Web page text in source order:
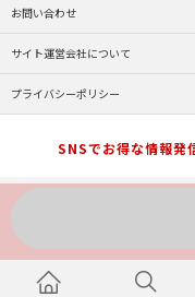
お問い合わせ
サイト運営会社について
プライバシーポリシー
SNSでお得な情報発